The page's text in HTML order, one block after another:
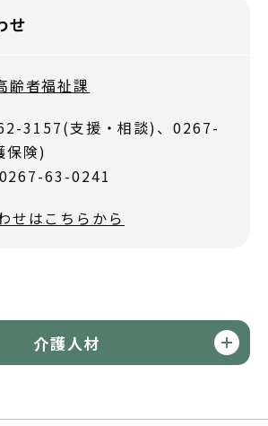
せ
者福祉課
3157(支援・相談)、0267-
険)
63-0241
せはこちらから
介護人材